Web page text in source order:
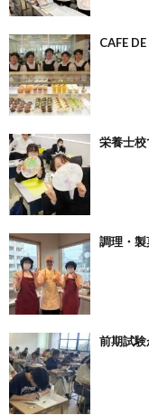
CAFE
栄養士校
調理・
前期試験